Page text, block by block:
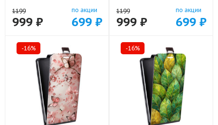
1199
999 ₽
по акции
699 ₽
1199
999 ₽
по акции
699 ₽
-16% -16%